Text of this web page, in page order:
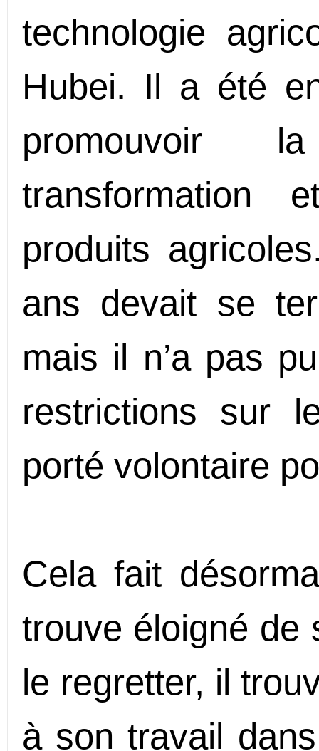
technologie
Hubei. Il a été
promouvoir
transformation
produits
ans devait se
mais il n’a pas
restrictions sur
porté volontaire
Cela fait
trouve éloigné de
le regretter, il
à son travail